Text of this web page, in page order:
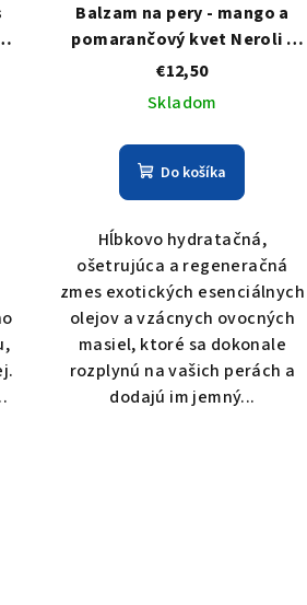
Balzam na pery - mango a
pomarančový kvet Neroli -
MANGO NEROLI
€12,50
Skladom
Do košíka
Hĺbkovo hydratačná,
ošetrujúca a regeneračná
zmes exotických esenciálnych
olejov a vzácnych ovocných
masiel, ktoré sa dokonale
rozplynú na vašich perách a
dodajú im jemný...